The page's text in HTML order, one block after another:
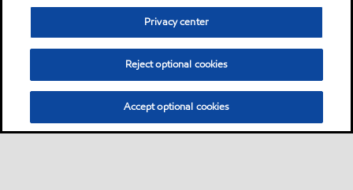
Privacy center
Reject optional cookies
Accept optional cookies